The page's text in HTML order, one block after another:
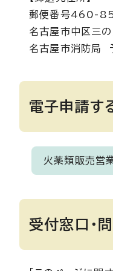
郵便番号460-
名古屋市中区三
名古屋市消防局
電子申請す
火薬類販売営
受付窓口・